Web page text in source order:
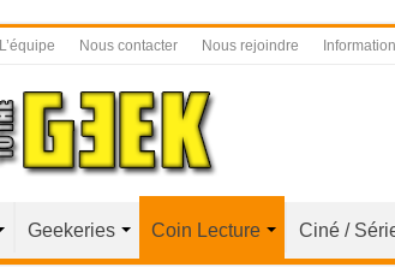
L’équipe Nous contacter Nous rejoindre
Geekeries Coin Lecture Ciné /